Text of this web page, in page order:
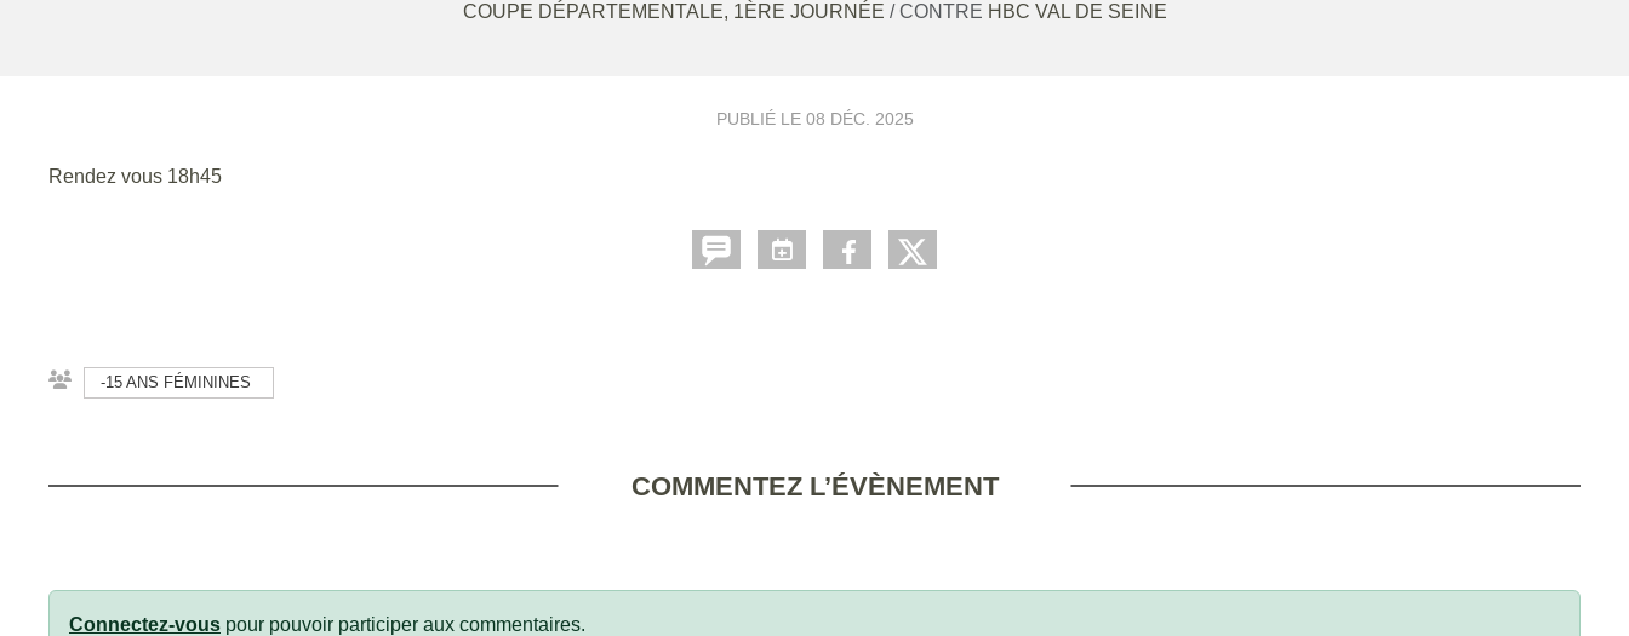
COUPE DÉPARTEMENTALE, 1ÈRE JOURNÉE / CONTRE HBC VAL DE SEINE
PUBLIÉ LE 08 DÉC. 2025
Rendez vous 18h45
-15 ANS FÉMININES
COMMENTEZ L’ÉVÈNEMENT
Connectez-vous pour pouvoir participer aux commentaires.